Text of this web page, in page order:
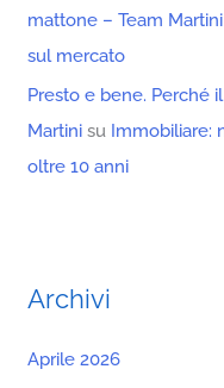
mattone – Team Martini
sul mercato
Presto e bene. Perché
Martini su Immobiliare:
oltre 10 anni
Archivi
Aprile 2026